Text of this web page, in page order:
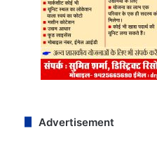
Advertisement